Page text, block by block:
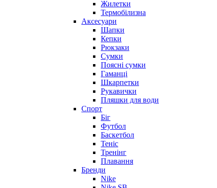
Жилетки
Термобілизна
Аксесуари
Шапки
Кепки
Рюкзаки
Сумки
Поясні сумки
Гаманці
Шкарпетки
Рукавички
Пляшки для води
Спорт
Біг
Футбол
Баскетбол
Теніс
Тренінг
Плавання
Бренди
Nike